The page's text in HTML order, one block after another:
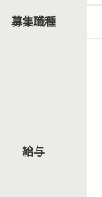
募集職種
給与